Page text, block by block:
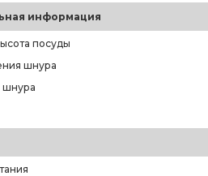
информация
посуды
шнура
шнура